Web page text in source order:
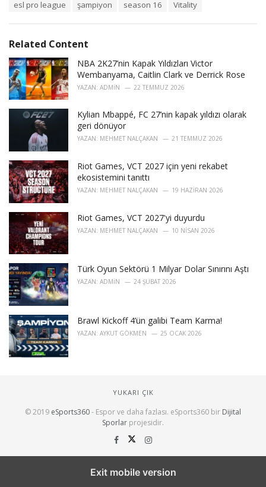
r
i
e
s
:
:
esl pro league şampiyon season 16 Vitality
Related Content
NBA 2K27’nin Kapak Yıldızları Victor
Wembanyama, Caitlin Clark ve Derrick Rose
YAZAN: ADMIN 22 TEMMUZ 2026
Kylian Mbappé, FC 27’nin kapak yıldızı olarak
geri dönüyor
YAZAN: MEHMET NALÇAKAN 21 TEMMUZ 2026
Riot Games, VCT 2027 için yeni rekabet
ekosistemini tanıttı
YAZAN: MEHMET NALÇAKAN 19 HAZIRAN 2026
Riot Games, VCT 2027'yi duyurdu
YAZAN: MEHMET NALÇAKAN 10 NISAN 2026
Türk Oyun Sektörü 1 Milyar Dolar Sınırını Aştı
YAZAN: ADMIN 24 ŞUBAT 2026
Brawl Kickoff 4’ün galibi Team Karma!
YAZAN: AYKUT GÖKMEN 25 OCAK 2026
YUKARI ÇIK
© 2019 eSports360- Espor ve daha fazlası. eSports360 bir Dijital
Sporlar projesidir.
Exit mobile version